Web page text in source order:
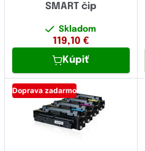
SMART čip
Skladom
119,10 €
Kúpiť
Doprava zadarmo